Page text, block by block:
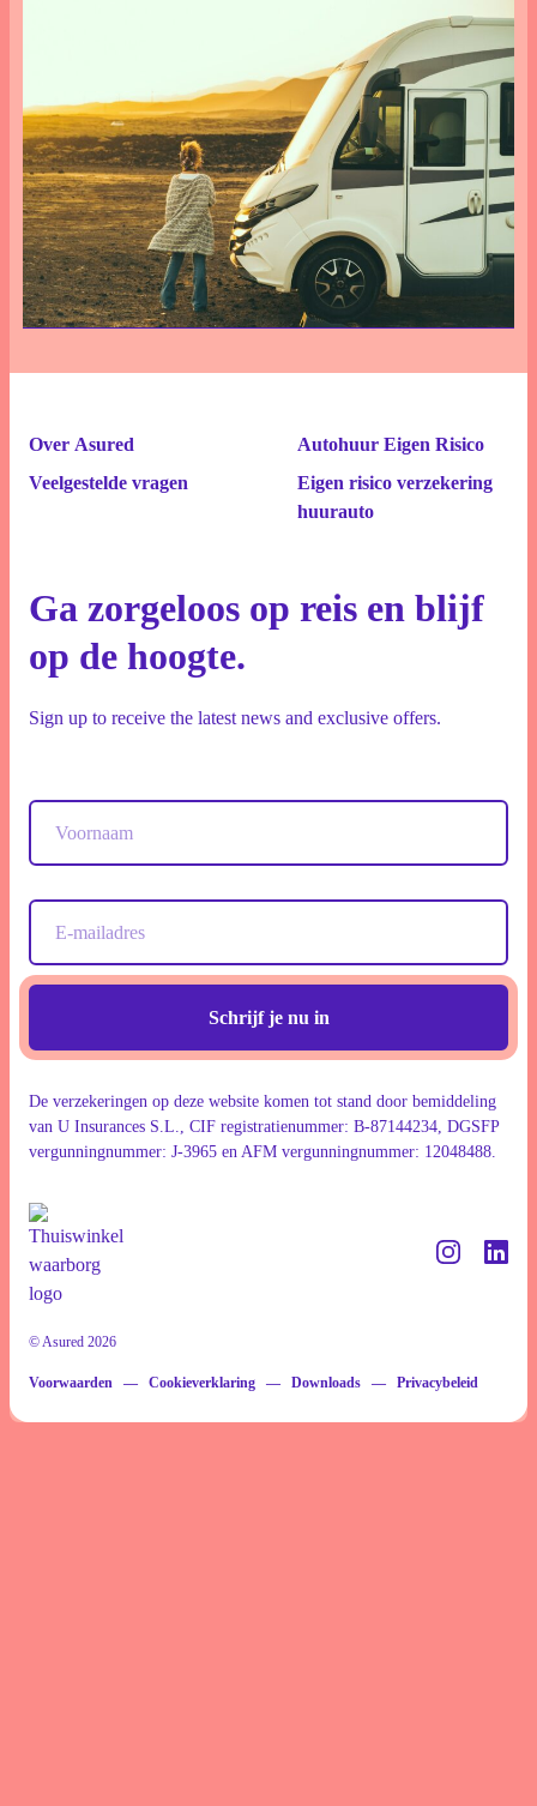
Over Asured
Veelgestelde vragen
Autohuur Eigen Risico
Eigen risico verzekering
huurauto
Ga zorgeloos op reis en blijf
op de hoogte.
Sign up to receive the latest news and exclusive offers.
Schrijf je nu in
De verzekeringen op deze website komen tot stand door bemiddeling
van U Insurances S.L., CIF registratienummer: B-87144234, DGSFP
vergunningnummer: J-3965 en AFM vergunningnummer: 12048488.
© Asured 2026
Voorwaarden Cookieverklaring Downloads Privacybeleid